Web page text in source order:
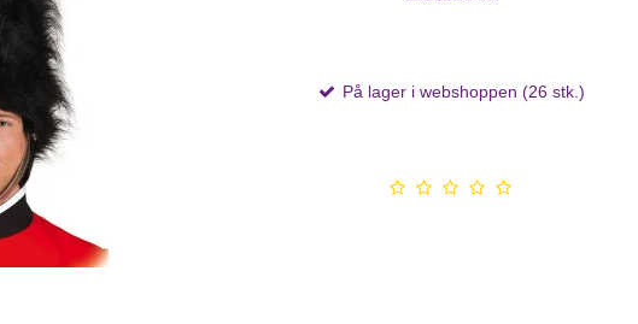
På lager i webshoppen (26 stk.)